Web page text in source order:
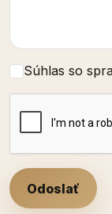
Súhlas so